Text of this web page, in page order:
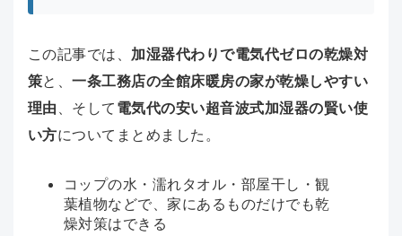
この記事では、 加湿器代わりで電気代ゼロの乾燥対
策と、一条工務店の全館床暖房の家が乾燥しやすい
理由 、そして 電気代の安い超音波式加湿器の賢い使
い方についてまとめました。
コップの水・濡れタオル・部屋干し・観
葉植物などで、家にあるものだけでも乾
燥対策はできる